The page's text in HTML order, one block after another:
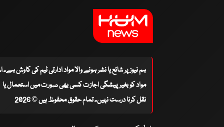
ہم نیوز پر شائع یا نشر ہونے والا مواد ادارتی ٹیم کی کاوش
مواد کو بغیر پیشگی اجازت کسی بھی صورت میں استعمال یا
نقل کرنا درست نہیں۔ تمام حقوق محفوظ ہیں © 2026